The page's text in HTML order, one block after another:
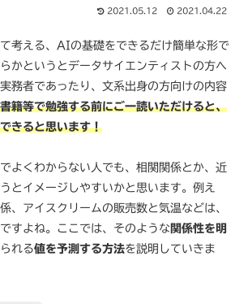
2021.05.12 2021.04.22
考える、AIの基礎をできるだけ簡単な形で
かというとデータサイエンティストの方へ
務者であったり、文系出身の方向けの内容
書籍等で勉強する前にご一読いただけると、
きると思います！
よくわからない人でも、相関関係とか、近
とイメージしやすいかと思います。例え
、アイスクリームの販売数と気温などは、
すよね。ここでは、そのような 関係性を明
れる値を予測する方法を説明していきま